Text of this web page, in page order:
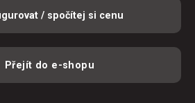
/ spočítej si cenu
Přejít do e-shopu